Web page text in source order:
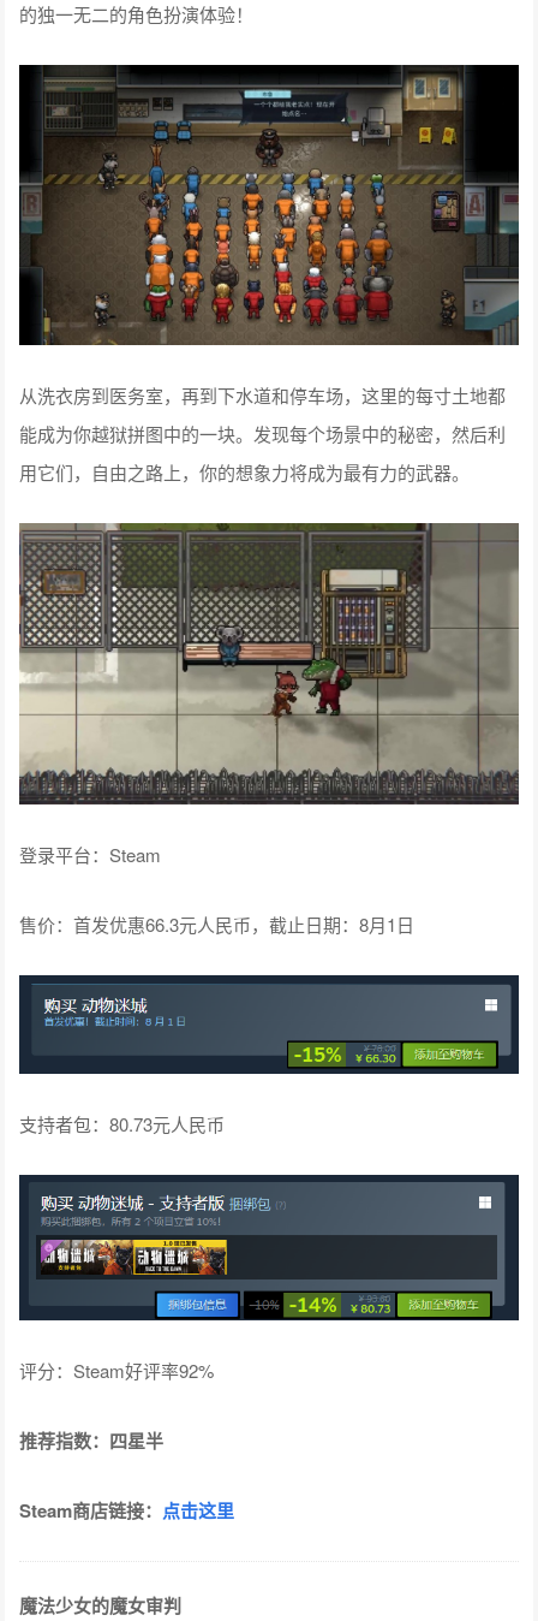
的独一无二的角色扮演体验！
从洗衣房到医务室，再到下水道和停车场，这里的每寸土地都
能成为你越狱拼图中的一块。发现每个场景中的秘密，然后利
用它们，自由之路上，你的想象力将成为最有力的武器。
登录平台：Steam
售价：首发优惠66.3元人民币，截止日期：8月1日
支持者包：80.73元人民币
评分：Steam好评率92%
推荐指数：四星半
Steam商店链接： 点击这里
魔法少女的魔女审判